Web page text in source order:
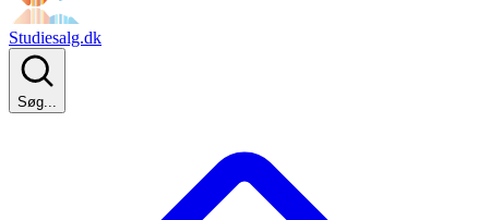
Studiesalg.dk
Søg...